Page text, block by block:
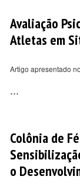
Avaliação
Atletas em
Artigo apresentado
...
Colônia de
o